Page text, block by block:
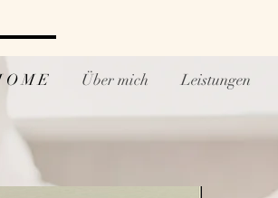
O M E Über mich Leistungen